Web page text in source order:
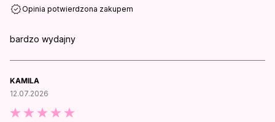
Opinia potwierdzona zakupem
bardzo wydajny
KAMILA
12.07.2026